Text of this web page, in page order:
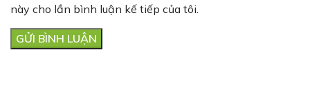
này cho lần bình luận kế tiếp của tôi.